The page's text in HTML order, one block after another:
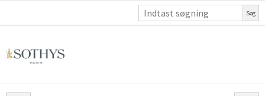
Søg